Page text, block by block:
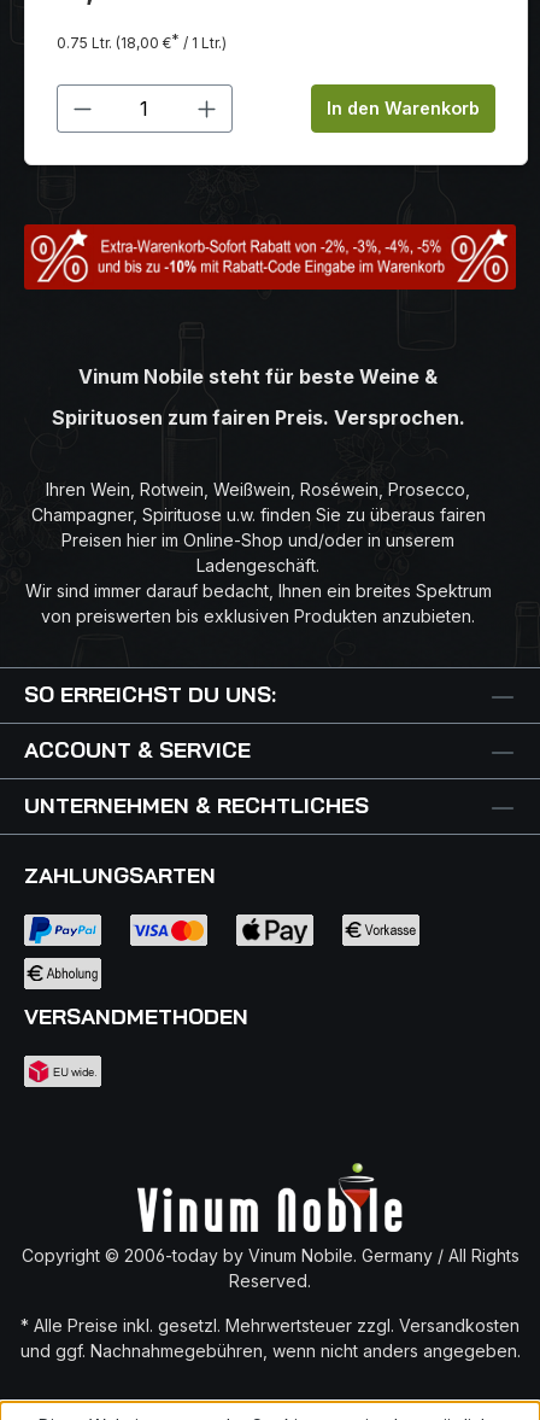
0.75 Ltr. (18,00 €* / 1 Ltr.)
Produkt Anzahl: Gib denIn den Warenkorb
Vinum Nobile steht für beste Weine &
Spirituosen zum fairen Preis. Versprochen.
Ihren Wein, Rotwein, Weißwein, Roséwein, Prosecco,
Champagner, Spirituose u.w. finden Sie zu überaus fairen
Preisen hier im Online-Shop und/oder in unserem
Ladengeschäft.
Wir sind immer darauf bedacht, Ihnen ein breites Spektrum
von preiswerten bis exklusiven Produkten anzubieten.
SO ERREICHST DU UNS:
ACCOUNT & SERVICE
UNTERNEHMEN & RECHTLICHES
ZAHLUNGSARTEN
VERSANDMETHODEN
Copyright © 2006-today by Vinum Nobile. Germany / All Rights
Reserved.
* Alle Preise inkl. gesetzl. Mehrwertsteuer zzgl. Versandkosten
und ggf. Nachnahmegebühren, wenn nicht anders angegeben.